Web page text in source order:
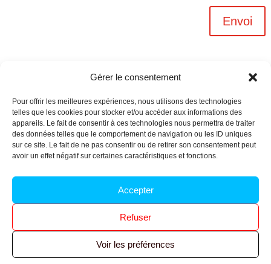
Gérer le consentement
Pour offrir les meilleures expériences, nous utilisons des technologies
telles que les cookies pour stocker et/ou accéder aux informations des
appareils. Le fait de consentir à ces technologies nous permettra de traiter
des données telles que le comportement de navigation ou les ID uniques
sur ce site. Le fait de ne pas consentir ou de retirer son consentement peut
avoir un effet négatif sur certaines caractéristiques et fonctions.
Accepter
Refuser
Voir les préférences
Envoi
Archives n-6
Politique de confidentialité–
© 2026 FNIC CGT – Tous droits réservés.